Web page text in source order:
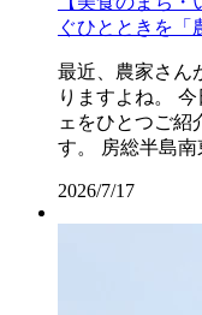
ぐひとときを「
最近、農家さん
りますよね。 今日は、そんなのどかな場所にあるカフ
ェをひとつご紹
す。 房総半
2026/7/17